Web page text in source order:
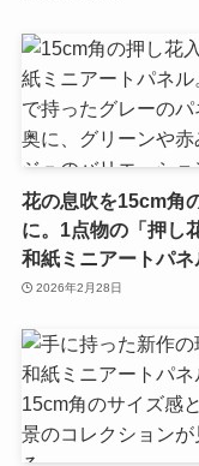
花の息吹を15cm角
に。1点物の「押し
和紙ミニアートパネ
2026年2月28日